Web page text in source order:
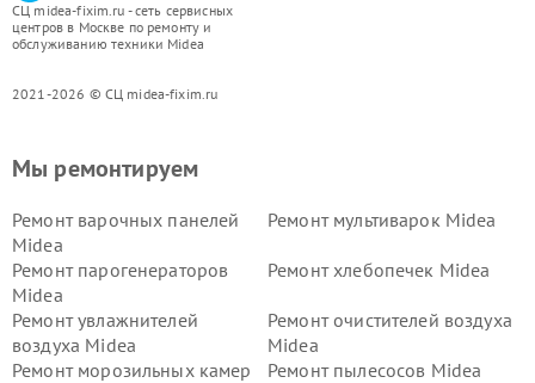
СЦ midea-fixim.ru - сеть сервисных
центров в Москве по ремонту и
обслуживанию техники Midea
2021-2026 © СЦ midea-fixim.ru
Мы ремонтируем
Ремонт варочных панелей
Midea
Ремонт мультиварок Midea
Ремонт парогенераторов
Midea
Ремонт хлебопечек Midea
Ремонт увлажнителей
воздуха Midea
Ремонт очистителей воздуха
Midea
Ремонт морозильных камер
Ремонт пылесосов Midea